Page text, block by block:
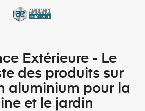
Extérieure - Le
des produits sur
aluminium pour la
et le jardin